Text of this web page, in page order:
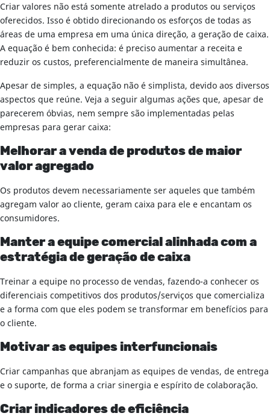
Criar valores não está somente atrelado a produtos ou serviços
oferecidos. Isso é obtido direcionando os esforços de todas as
áreas de uma empresa em uma única direção, a geração de caixa.
A equação é bem conhecida: é preciso aumentar a receita e
reduzir os custos, preferencialmente de maneira simultânea.
Apesar de simples, a equação não é simplista, devido aos diversos
aspectos que reúne. Veja a seguir algumas ações que, apesar de
parecerem óbvias, nem sempre são implementadas pelas
empresas para gerar caixa:
Melhorar a venda de produtos de maior
valor agregado
Os produtos devem necessariamente ser aqueles que também
agregam valor ao cliente, geram caixa para ele e encantam os
consumidores.
Manter a equipe comercial alinhada com a
estratégia de geração de caixa
Treinar a equipe no processo de vendas, fazendo-a conhecer os
diferenciais competitivos dos produtos/serviços que comercializa
e a forma com que eles podem se transformar em benefícios para
o cliente.
Motivar as equipes interfuncionais
Criar campanhas que abranjam as equipes de vendas, de entrega
e o suporte, de forma a criar sinergia e espírito de colaboração.
Criar indicadores de eficiência